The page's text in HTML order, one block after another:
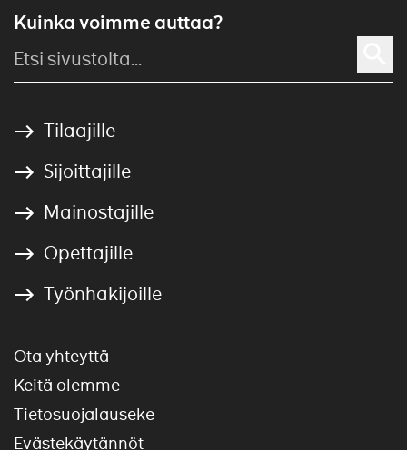
Kuinka voimme auttaa?
Tilaajille
Sijoittajille
Mainostajille
Opettajille
Työnhakijoille
Ota yhteyttä
Keitä olemme
Tietosuojalauseke
Evästekäytännöt